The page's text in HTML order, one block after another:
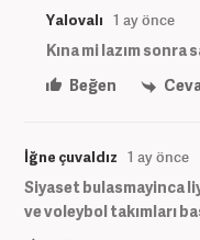
Yalovalı 1 ay önce
Kına mi lazım sonra
Beğen
İğne çuvaldız 1 ay önce
Siyaset bulasmayinca
ve voleybol takımları